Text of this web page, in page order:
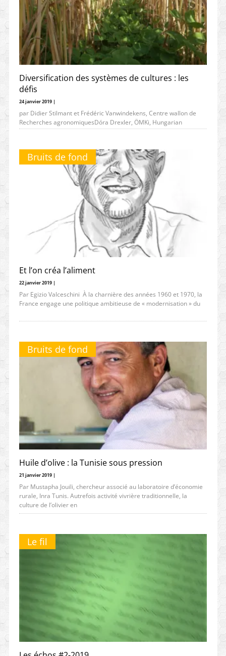
Diversification des systèmes de cultures : les
défis
24 janvier 2019 |
par Didier Stilmant et Frédéric Vanwindekens, Centre wallon de
Recherches agronomiquesDóra Drexler, ÖMKi, Hungarian
Research Institute of Organic AgricultureKevin Morel,
Bruits de fond
Et l’on créa l’aliment
22 janvier 2019 |
Par Egizio Valceschini À la charnière des années 1960 et 1970, la
France engage une politique ambitieuse de « modernisation » du
Bruits de fond
Huile d’olive : la Tunisie sous pression
21 janvier 2019 |
Par Mustapha Jouili, chercheur associé au laboratoire d’économie
rurale, Inra Tunis. Autrefois activité vivrière traditionnelle, la
culture de l’olivier en
Le fil